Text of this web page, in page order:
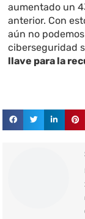
aumentado un
anterior. Con
aún no
ciberseguridad
llave para la